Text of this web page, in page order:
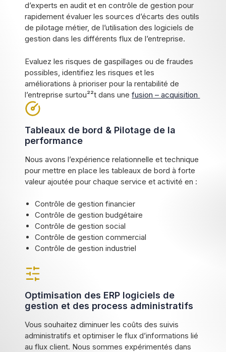
d’experts en audit et en contrôle de gestion pour
rapidement évaluer les sources d’écarts des outils
de pilotage métier, de l’utilisation des logiciels de
gestion dans les différents flux de l’entreprise.
Evaluez les risques de gaspillages ou de fraudes
possibles, identifiez les risques et les
améliorations à prioriser pour la rentabilité de
l’entreprise surtou²²t dans unefusion – acquisition
Tableaux de bord & Pilotage de la
performance
Nous avons l’expérience relationnelle et technique
pour mettre en place les tableaux de bord à forte
valeur ajoutée pour chaque service et activité en :
Contrôle de gestion financier
Contrôle de gestion budgétaire
Contrôle de gestion social
Contrôle de gestion commercial
Contrôle de gestion industriel
Optimisation des ERP logiciels de
gestion et des process administratifs
Vous souhaitez diminuer les coûts des suivis
administratifs et optimiser le flux d’informations lié
au flux client. Nous sommes expérimentés dans